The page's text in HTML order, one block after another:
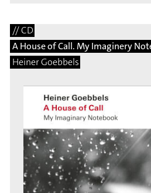
// CD
A House of Call. My Imaginery
Heiner Goebbels